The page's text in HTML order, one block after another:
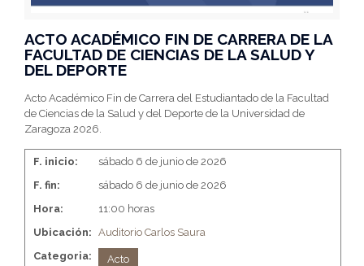
ACTO ACADÉMICO FIN DE CARRERA DE LA
FACULTAD DE CIENCIAS DE LA SALUD Y
DEL DEPORTE
Acto Académico Fin de Carrera del Estudiantado de la Facultad
de Ciencias de la Salud y del Deporte de la Universidad de
Zaragoza 2026.
F. inicio:
sábado 6 de junio de 2026
F. fin:
sábado 6 de junio de 2026
Hora:
11:00 horas
Ubicación: Auditorio Carlos Saura
Categoria:
Acto